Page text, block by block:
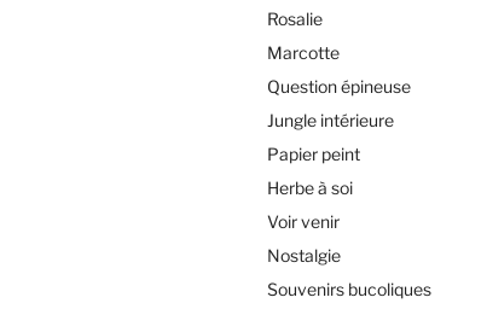
Rosalie
Marcotte
Question épineuse
Jungle intérieure
Papier peint
Herbe à soi
Voir venir
Nostalgie
Souvenirs bucoliques